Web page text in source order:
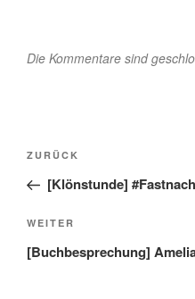
Die Kommentare sind
Beitragsnavigation
Vorheriger
Beitrag
ZURÜCK
[Klönstunde]
Nächster
Beitrag
WEITER
[Buchbesprechung]